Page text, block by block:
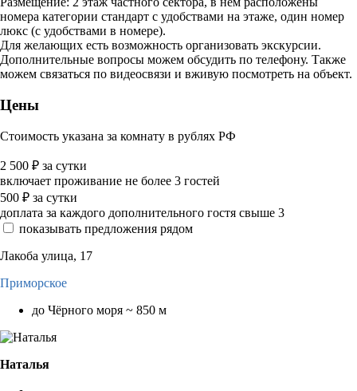
номера категории стандарт с удобствами на этаже, один номер
люкс (с удобствами в номере).
Для желающих есть возможность организовать экскурсии.
Дополнительные вопросы можем обсудить по телефону. Также
можем связаться по видеосвязи и вживую посмотреть на объект.
Цены
Стоимость указана за комнату в рублях РФ
2 500 ₽ за сутки
включает проживание не более 3 гостей
500 ₽ за сутки
доплата за каждого дополнительного гостя свыше 3
показывать предложения рядом
Лакоба улица, 17
Приморское
до Чёрного моря ~ 850 м
Наталья